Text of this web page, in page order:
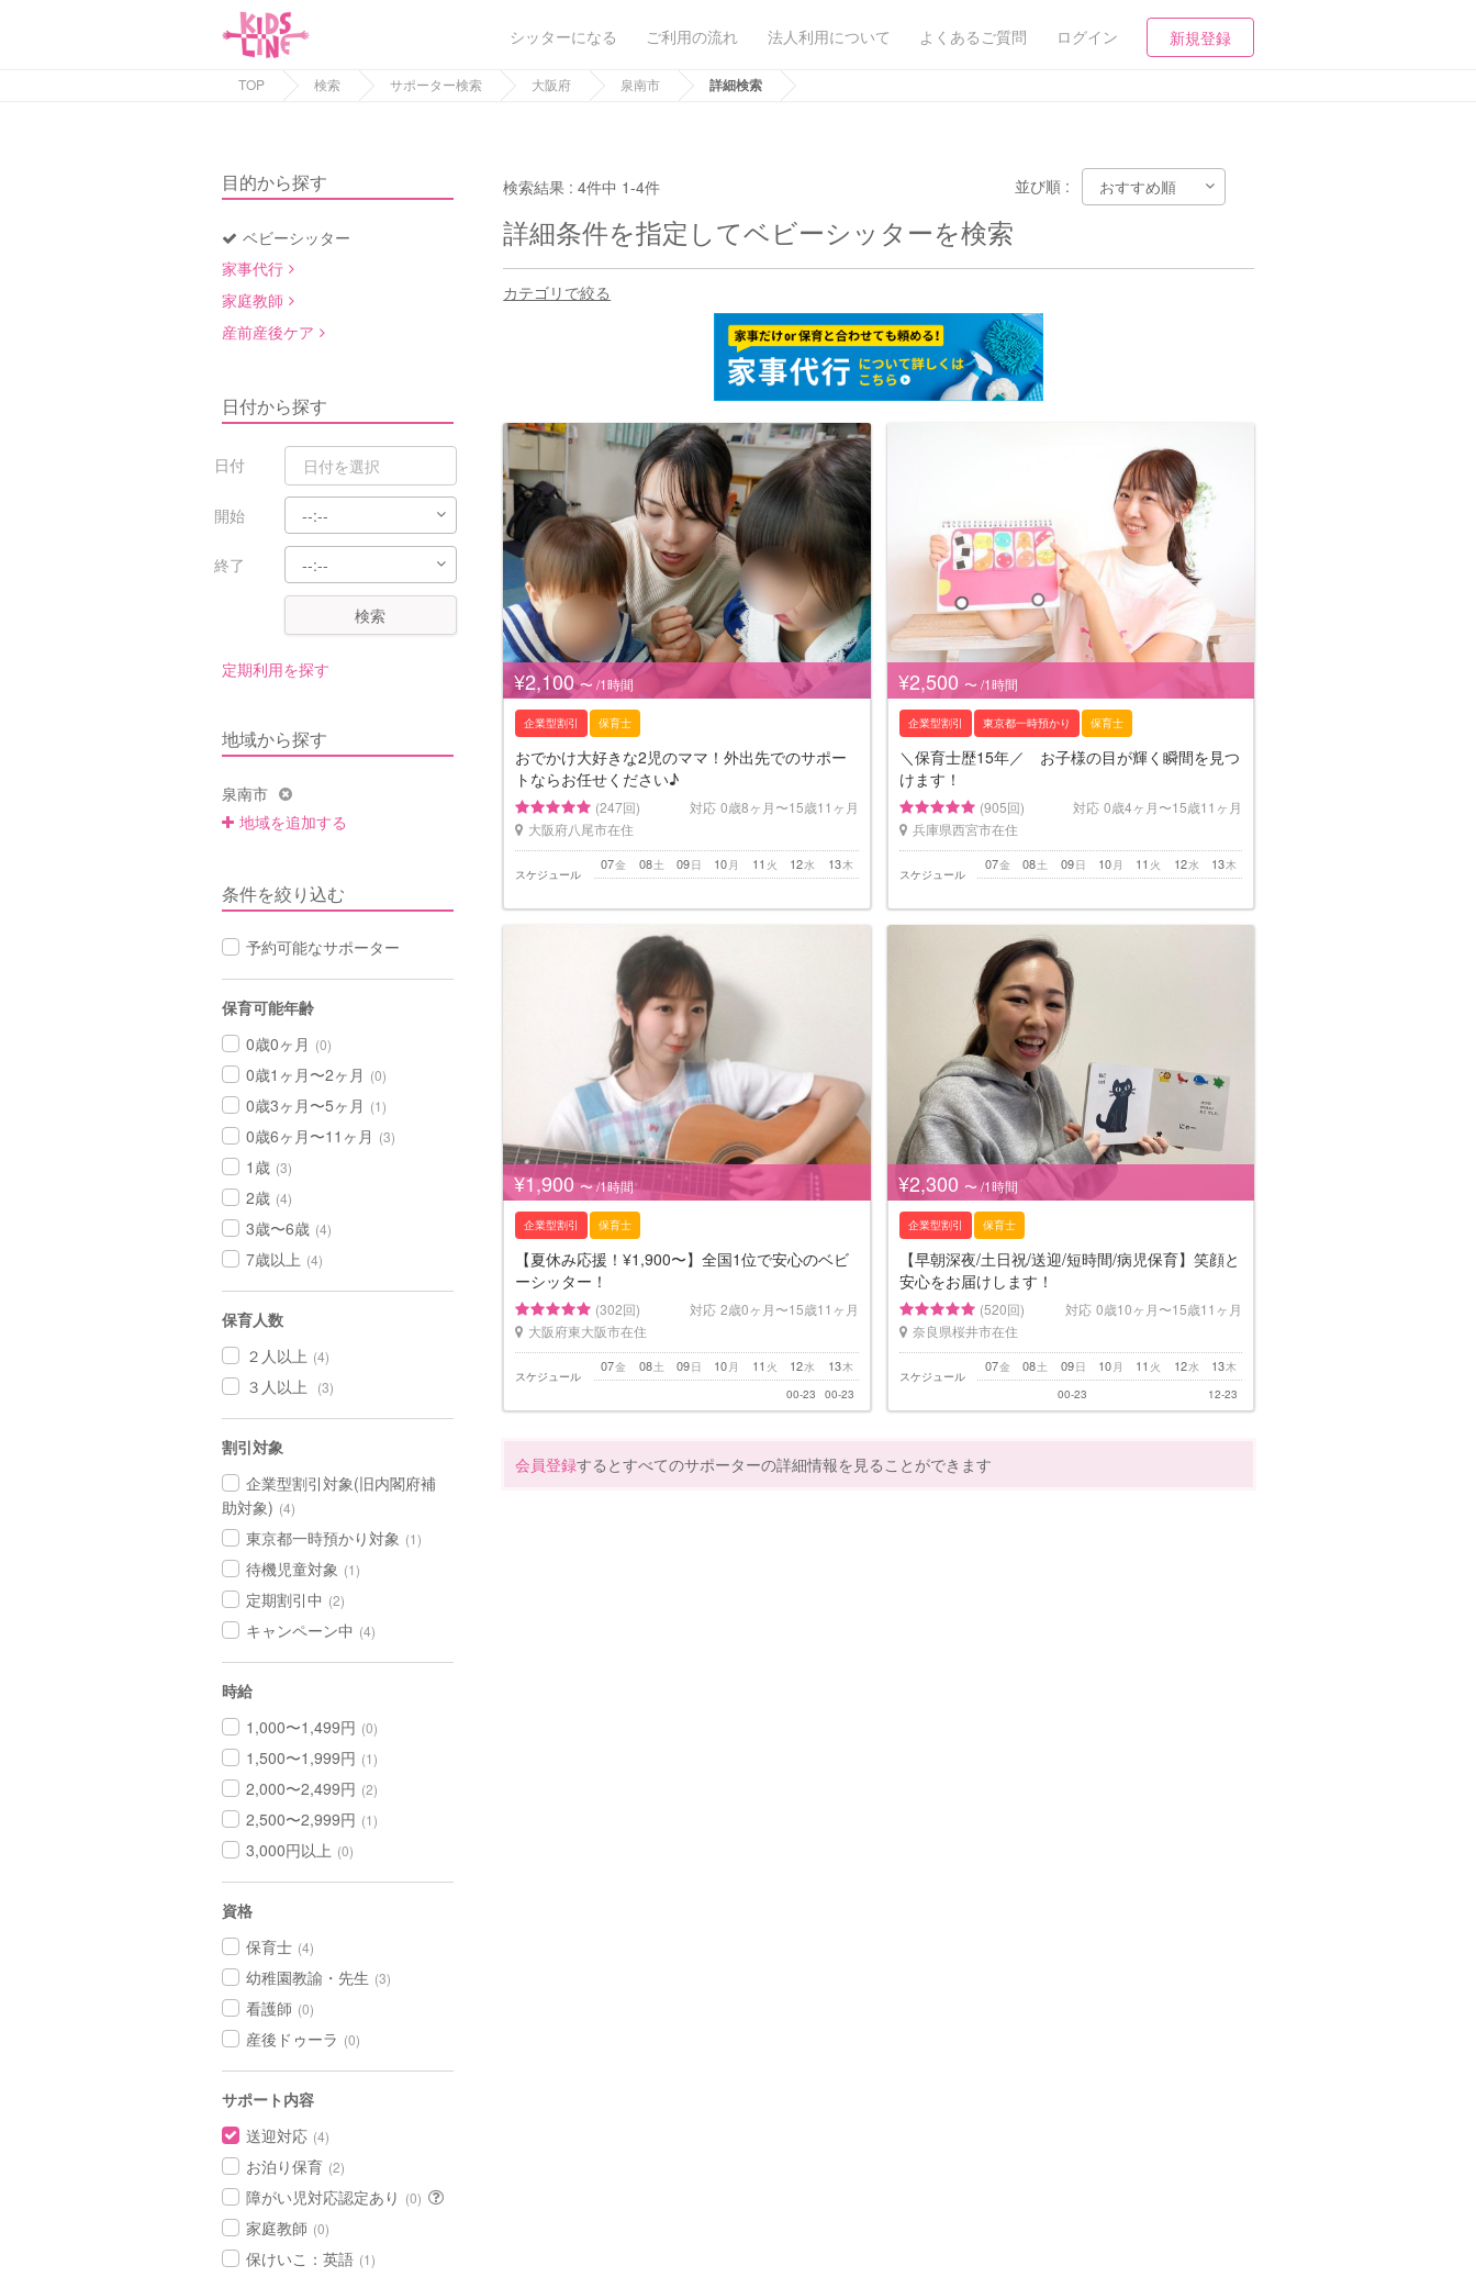
シッターになる ご利用の流れ 法人利用について よくあるご質問 ログイン 新規登録
TOP 検索 サポーター検索 大阪府 泉南市 詳細検索
目的から探す
ベビーシッター
家事代行
家庭教師
産前産後ケア
日付から探す
日付
開始
終了
検索
定期利用を探す
地域から探す
泉南市
地域を追加する
条件を絞り込む
予約可能なサポーター
保育可能年齢
0歳0ヶ月 (0)
0歳1ヶ月〜2ヶ月 (0)
0歳3ヶ月〜5ヶ月 (1)
0歳6ヶ月〜11ヶ月 (3)
1歳 (3)
2歳 (4)
3歳〜6歳 (4)
7歳以上 (4)
保育人数
２人以上 (4)
３人以上 (3)
割引対象
企業型割引対象(旧内閣府補
助対象) (4)
東京都一時預かり対象 (1)
待機児童対象 (1)
定期割引中 (2)
キャンペーン中 (4)
時給
1,000〜1,499円 (0)
1,500〜1,999円 (1)
2,000〜2,499円 (2)
2,500〜2,999円 (1)
3,000円以上 (0)
資格
保育士 (4)
幼稚園教諭・先生 (3)
看護師 (0)
産後ドゥーラ (0)
サポート内容
送迎対応 (4)
お泊り保育 (2)
障がい児対応認定あり (0)
家庭教師 (0)
保けいこ：英語 (1)
検索結果 :4件中 1-4件 並び順 :
詳細条件を指定してベビーシッターを検索
カテゴリで絞る
¥2,100 〜 /1時間
企業型割引 保育士
おでかけ大好きな2児のママ！外出先でのサポー
トならお任せください♪
(247回) 対応 0歳8ヶ月〜15歳11ヶ月
大阪府八尾市在住
スケジュール
金
07 土
08 日
09 月
10 火
11 水
12 木
13
¥2,500 〜 /1時間
企業型割引 東京都一時預かり 保育士
＼保育士歴15年／ お子様の目が輝く瞬間を見つ
けます！
(905回) 対応 0歳4ヶ月〜15歳11ヶ月
兵庫県西宮市在住
スケジュール
金
07 土
08 日
09 月
10 火
11 水
12 木
13
¥1,900 〜 /1時間
企業型割引 保育士
【夏休み応援！¥1,900〜】全国1位で安心のベビ
ーシッター！
(302回) 対応 2歳0ヶ月〜15歳11ヶ月
大阪府東大阪市在住
スケジュール
金
07 土
08 日
09 月
10 火
11 水
12 木
13
00-23 00-23
¥2,300 〜 /1時間
企業型割引 保育士
【早朝深夜/土日祝/送迎/短時間/病児保育】笑顔と
安心をお届けします！
(520回) 対応 0歳10ヶ月〜15歳11ヶ月
奈良県桜井市在住
スケジュール
金
07 土
08 日
09 月
10 火
11 水
12 木
13
00-23 12-23
会員登録するとすべてのサポーターの詳細情報を見ることができます